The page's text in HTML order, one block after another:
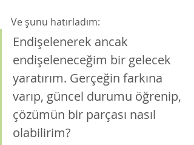
Ve şunu hatırladım:
Endişelenerek ancak
endişeleneceğim bir gelecek
yaratırım. Gerçeğin farkına
varıp, güncel durumu öğrenip,
çözümün bir parçası nasıl
olabilirim?